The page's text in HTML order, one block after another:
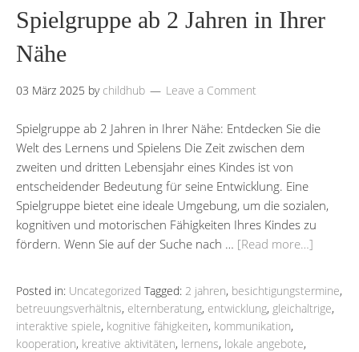
Spielgruppe ab 2 Jahren in Ihrer
Nähe
03 März 2025 by childhub Leave a Comment
Spielgruppe ab 2 Jahren in Ihrer Nähe: Entdecken Sie die
Welt des Lernens und Spielens Die Zeit zwischen dem
zweiten und dritten Lebensjahr eines Kindes ist von
entscheidender Bedeutung für seine Entwicklung. Eine
Spielgruppe bietet eine ideale Umgebung, um die sozialen,
kognitiven und motorischen Fähigkeiten Ihres Kindes zu
fördern. Wenn Sie auf der Suche nach … [Read more…]
Posted in: Uncategorized Tagged: 2 jahren, besichtigungstermine,
betreuungsverhältnis, elternberatung, entwicklung, gleichaltrige,
interaktive spiele, kognitive fähigkeiten, kommunikation,
kooperation, kreative aktivitäten, lernens, lokale angebote,